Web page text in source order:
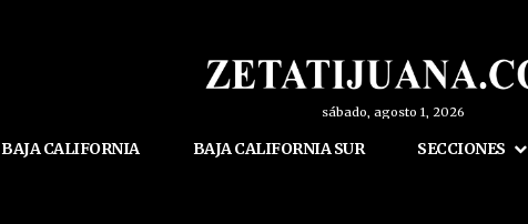
sábado, agosto 1, 2026
BAJA CALIFORNIA BAJA CALIFORNIA SUR SECCIONES